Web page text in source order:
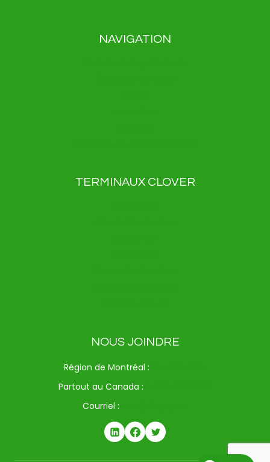
NAVIGATION
TERMINAUX CLOVER
NOUS JOINDRE
Région de Montréal :
Partout au Canada :
Courriel :